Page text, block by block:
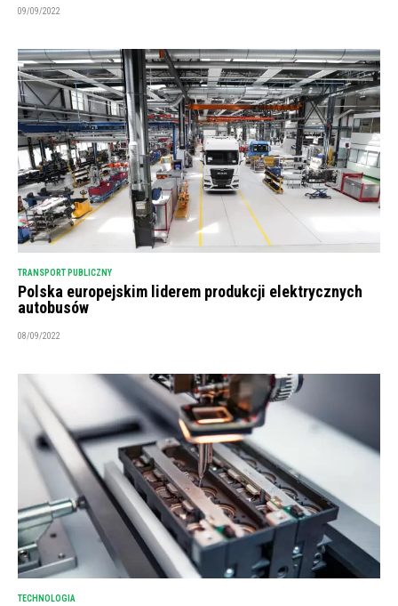
09/09/2022
TRANSPORT PUBLICZNY
Polska europejskim liderem produkcji elektrycznych
autobusów
08/09/2022
TECHNOLOGIA